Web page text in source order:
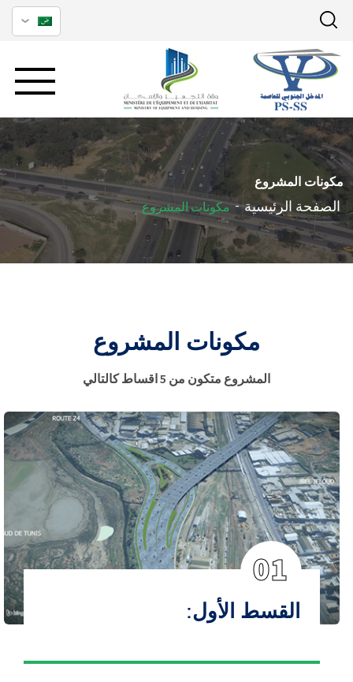
مكونات المشروع
مكونات المشروع - الصفحة الرئيسية
مكونات المشروع
المشروع متكون من 5 اقساط كالتالي
01
القسط الأول: